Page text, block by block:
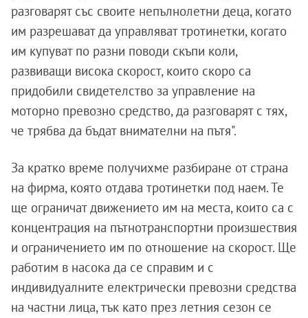
разговарят със своите непълнолетни деца, когато
им разрешават да управляват тротинетки, когато
им купуват по разни поводи скъпи коли,
развиващи висока скорост, които скоро са
придобили свидетелство за управление на
моторно превозно средство, да разговарят с тях,
че трябва да бъдат внимателни на пътя".
За кратко време получихме разбиране от страна
на фирма, която отдава тротинетки под наем. Те
ще ограничат движението им на места, които са с
концентрация на пътнотранспортни произшествия
и ограничението им по отношение на скорост. Ще
работим в насока да се справим и с
индивидуалните електрически превозни средства
на частни лица, тък като през летния сезон се